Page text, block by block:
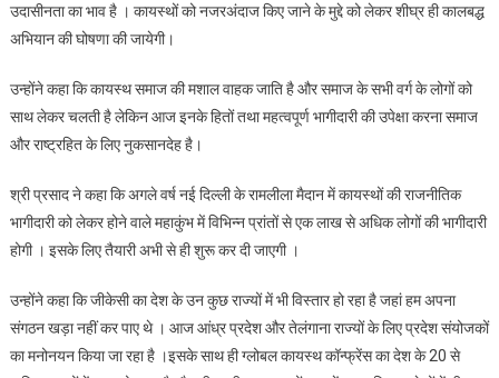
उदासीनता का भाव है । कायस्थों को नजरअंदाज किए जाने के मुद्दे को लेकर शीघ्र ही कालबद्ध
अभियान की घोषणा की जायेगी।
उन्होंने कहा कि कायस्थ समाज की मशाल वाहक जाति है और समाज के सभी वर्ग के लोगों को
साथ लेकर चलती है लेकिन आज इनके हितों तथा महत्वपूर्ण भागीदारी की उपेक्षा करना समाज
और राष्ट्रहित के लिए नुकसानदेह है।
श्री प्रसाद ने कहा कि अगले वर्ष नई दिल्ली के रामलीला मैदान में कायस्थों की राजनीतिक
भागीदारी को लेकर होने वाले महाकुंभ में विभिन्न प्रांतों से एक लाख से अधिक लोगों की भागीदारी
होगी । इसके लिए तैयारी अभी से ही शुरू कर दी जाएगी ।
उन्होंने कहा कि जीकेसी का देश के उन कुछ राज्यों में भी विस्तार हो रहा है जहां हम अपना
संगठन खड़ा नहीं कर पाए थे । आज आंध्र प्रदेश और तेलंगाना राज्यों के लिए प्रदेश संयोजकों
का मनोनयन किया जा रहा है ।इसके साथ ही ग्लोबल कायस्थ कॉन्फ्रेंस का देश के 20 से